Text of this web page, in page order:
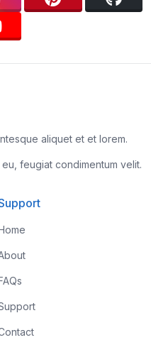
aliquet et et lorem.
feugiat condimentum velit.